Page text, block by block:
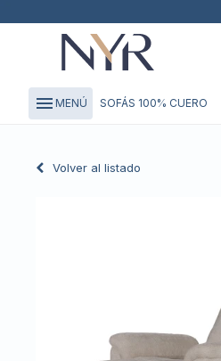
menu MENÚ SOFÁS 100% CUERO
Volver al listado
close